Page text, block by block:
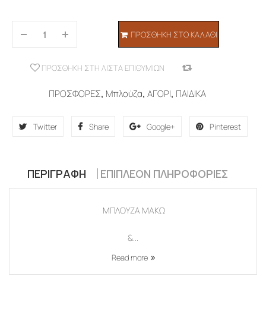
ΠΡΟΣΘΉΚΗ ΣΤΟ ΚΑΛΆΘΙ
ΠΡΟΣΘΉΚΗ ΣΤΗ ΛΊΣΤΑ ΕΠΙΘΥΜΙΏΝ
ΠΡΟΣΦΟΡΕΣ, Μπλούζα, ΑΓΟΡΙ, ΠΑΙΔΙΚΑ
Twitter Share Google+ Pinterest
ΠΕΡΙΓΡΑΦΉ ΕΠΙΠΛΈΟΝ ΠΛΗΡΟΦΟΡΊΕΣ
ΜΠΛΟΥΖΑ ΜΑΚΩ
&...
Read more